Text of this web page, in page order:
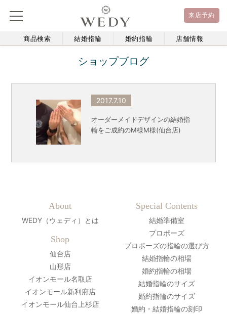
来店予約
商品検索 結婚指輪 婚約指輪 店舗情報
ショップブログ
2017.7.10
オーダーメイドデザインの結婚指
輪をご成約のM様M様(仙台店)
About
WEDY（ウェディ）とは
Shop
仙台店
山形店
イオンモール名取店
イオンモール新利府店
イオンモール仙台上杉店
Special Contents
結婚準備室
プロポーズ
プロポーズの指輪の選び方
結婚指輪の相場
婚約指輪の相場
結婚指輪のサイズ
婚約指輪のサイズ
婚約・結婚指輪の刻印